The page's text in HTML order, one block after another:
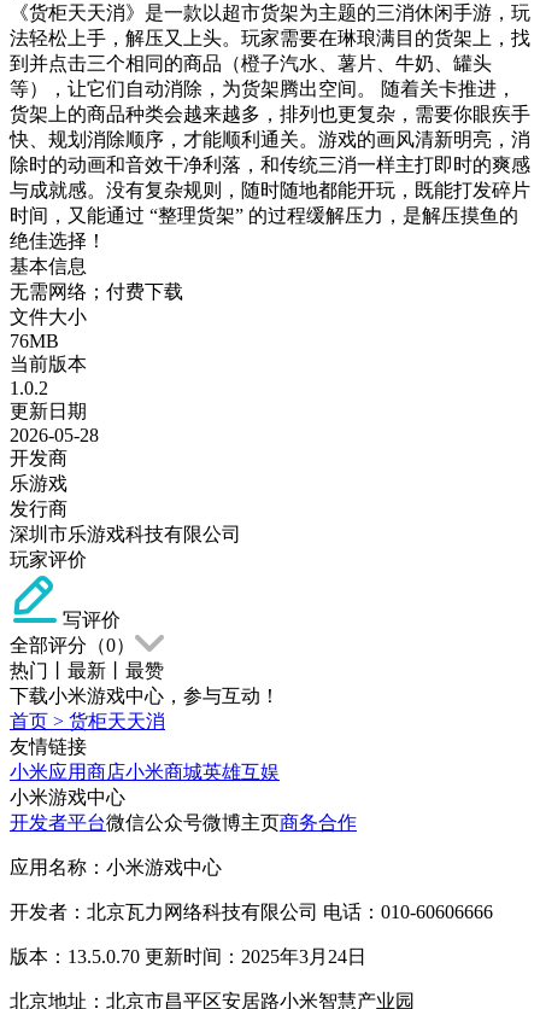
《货柜天天消》是一款以超市货架为主题的三消休闲手游，玩
法轻松上手，解压又上头。玩家需要在琳琅满目的货架上，找
到并点击三个相同的商品（橙子汽水、薯片、牛奶、罐头
等），让它们自动消除，为货架腾出空间。 随着关卡推进，
货架上的商品种类会越来越多，排列也更复杂，需要你眼疾手
快、规划消除顺序，才能顺利通关。游戏的画风清新明亮，消
除时的动画和音效干净利落，和传统三消一样主打即时的爽感
与成就感。没有复杂规则，随时随地都能开玩，既能打发碎片
时间，又能通过 “整理货架” 的过程缓解压力，是解压摸鱼的
绝佳选择！
基本信息
无需网络；付费下载
文件大小
76MB
当前版本
1.0.2
更新日期
2026-05-28
开发商
乐游戏
发行商
深圳市乐游戏科技有限公司
玩家评价
写评价
全部评分（0）
热门
最新
最赞
下载小米游戏中心，参与互动！
首页 > 货柜天天消
友情链接
小米应用商店小米商城英雄互娱
小米游戏中心
开发者平台微信公众号微博主页商务合作
应用名称：小米游戏中心
开发者：北京瓦力网络科技有限公司 电话：010-60606666
版本：13.5.0.70 更新时间：2025年3月24日
北京地址：北京市昌平区安居路小米智慧产业园